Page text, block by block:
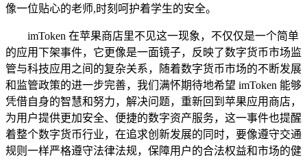
像一位贴心的老师,时刻呵护着学生的安全。
imToken 在苹果商店里不见这一现象，不仅仅是一个简单
的应用下架事件，它更像是一面镜子，反映了数字货币市场监
管与科技应用之间的复杂关系，随着数字货币市场的不断发展
和监管政策的进一步完善，我们满怀期待地希望 imToken 能够
凭借自身的智慧和努力，解决问题，重新回到苹果应用商店，
为用户提供更加安全、便捷的数字资产服务，这一事件也提醒
着整个数字货币行业，在追求创新发展的同时，要像遵守交通
规则一样严格遵守法律法规，保障用户的合法权益和市场的健